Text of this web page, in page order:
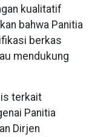
kualitatif
bahwa Panitia
berkas
mendukung
terkait
Panitia
Dirjen